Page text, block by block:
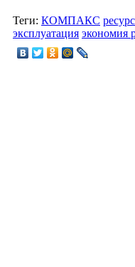
Теги: КОМПАКС
эксплуатация экономия